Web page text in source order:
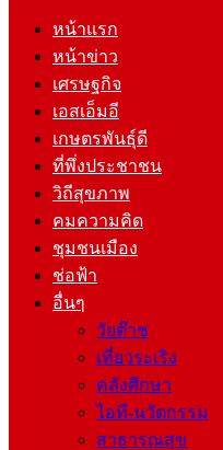
หน้าแรก
หน้าข่าว
เศรษฐกิจ
เอสเอ็มอี
เกษตรพันธุ์ดี
ที่พึ่งประชาชน
วิถีสุขภาพ
คมความคิด
ชุมชนเมือง
ช่อฟ้า
อื่นๆ
วัยต๊าช
เที่ยวระเริง
คลังศึกษา
ไอที-นวัตกรรม
สาธารณสุข